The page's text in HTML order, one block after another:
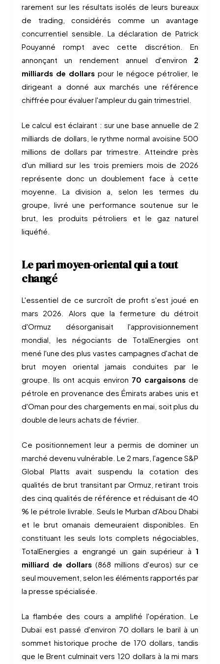
rarement sur les résultats isolés de leurs bureaux
de trading, considérés comme un avantage
concurrentiel sensible. La déclaration de Patrick
Pouyanné rompt avec cette discrétion. En
annonçant un rendement annuel d'environ 2
milliards de dollars pour le négoce pétrolier, le
dirigeant a donné aux marchés une référence
chiffrée pour évaluer l'ampleur du gain trimestriel.
Le calcul est éclairant : sur une base annuelle de 2
milliards de dollars, le rythme normal avoisine 500
millions de dollars par trimestre. Atteindre près
d'un milliard sur les trois premiers mois de 2026
représente donc un doublement face à cette
moyenne. La division a, selon les termes du
groupe, livré une performance soutenue sur le
brut, les produits pétroliers et le gaz naturel
liquéfié.
Le pari moyen-oriental qui a tout
changé
L'essentiel de ce surcroît de profit s'est joué en
mars 2026. Alors que la fermeture du détroit
d'Ormuz désorganisait l'approvisionnement
mondial, les négociants de TotalEnergies ont
mené l'une des plus vastes campagnes d'achat de
brut moyen oriental jamais conduites par le
groupe. Ils ont acquis environ 70 cargaisons de
pétrole en provenance des Émirats arabes unis et
d'Oman pour des chargements en mai, soit plus du
double de leurs achats de février.
Ce positionnement leur a permis de dominer un
marché devenu vulnérable. Le 2 mars, l'agence S&P
Global Platts avait suspendu la cotation des
qualités de brut transitant par Ormuz, retirant trois
des cinq qualités de référence et réduisant de 40
% le pétrole livrable. Seuls le Murban d'Abou Dhabi
et le brut omanais demeuraient disponibles. En
constituant les seuls lots complets négociables,
TotalEnergies a engrangé un gain supérieur à 1
milliard de dollars (868 millions d'euros) sur ce
seul mouvement, selon les éléments rapportés par
la presse spécialisée.
La flambée des cours a amplifié l'opération. Le
Dubaï est passé d'environ 70 dollars le baril à un
sommet historique proche de 170 dollars, tandis
que le Brent culminait vers 120 dollars à la mi mars